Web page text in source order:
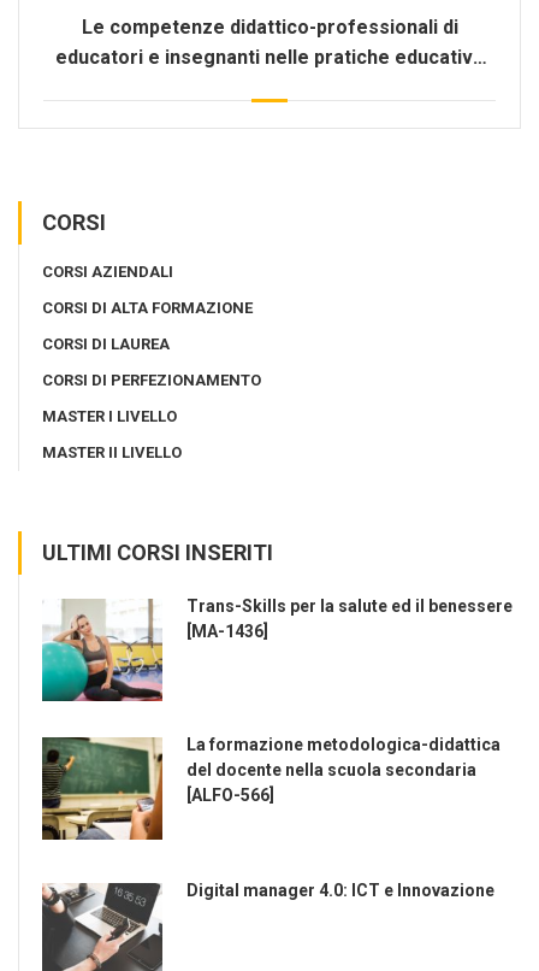
Le competenze didattico-professionali di
educatori e insegnanti nelle pratiche educative
CORSI
CORSI AZIENDALI
CORSI DI ALTA FORMAZIONE
CORSI DI LAUREA
CORSI DI PERFEZIONAMENTO
MASTER I LIVELLO
MASTER II LIVELLO
ULTIMI CORSI INSERITI
Trans-Skills per la salute ed il benessere
[MA-1436]
La formazione metodologica-didattica
del docente nella scuola secondaria
[ALFO-566]
Digital manager 4.0: ICT e Innovazione